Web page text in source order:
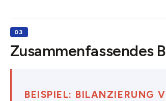
Zusammenfassendes
BEISPIEL: BILANZIERUNG